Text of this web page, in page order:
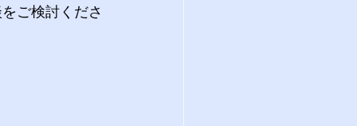
ご検討くださ